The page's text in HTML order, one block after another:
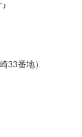
33番地）